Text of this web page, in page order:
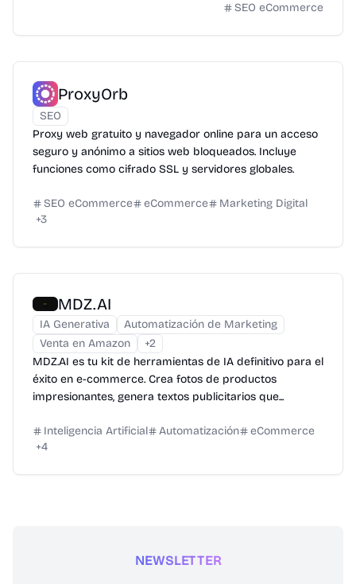
SEO eCommerce
ProxyOrb
SEO
Proxy web gratuito y navegador online para un acceso
seguro y anónimo a sitios web bloqueados. Incluye
funciones como cifrado SSL y servidores globales.
SEO eCommerce eCommerce
Marketing Digital
+3
MDZ.AI
IA Generativa
Automatización de Marketing
Venta en Amazon
+2
MDZ.AI es tu kit de herramientas de IA definitivo para el
éxito en e-commerce. Crea fotos de productos
impresionantes, genera textos publicitarios que...
Inteligencia Artificial Automatización
eCommerce
+4
NEWSLETTER